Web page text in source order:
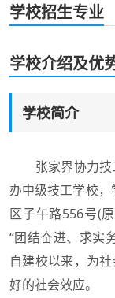
学校招生专业
学校介绍及优
学校简介
张家界协力
办中级技工学校
区子午路556号(
“团结奋进、求实
自建校以来，为
好的社会效应。